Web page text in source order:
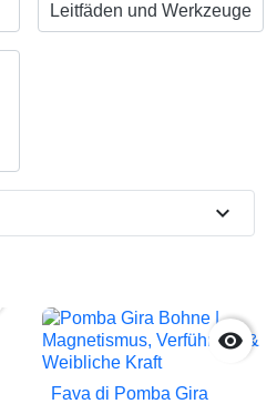
Leitfäden und Werkzeuge
expand_more

Fava di Pomba Gira